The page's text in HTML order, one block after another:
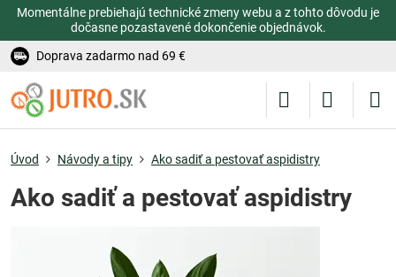
Momentálne prebiehajú technické zmeny webu a z tohto dôvodu je
dočasne pozastavené dokončenie objednávok.
Doprava zadarmo nad 69 €
Úvod Návody a tipy Ako sadiť a pestovať aspidistry
Ako sadiť a pestovať aspidistry